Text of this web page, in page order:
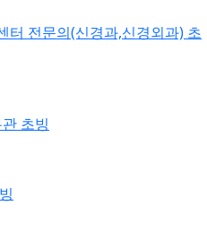
터 전문의(신경과,신경외과) 초
초빙